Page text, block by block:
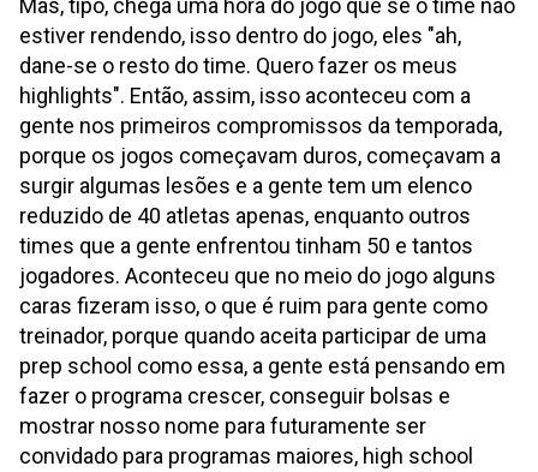
Mas, tipo, chega uma hora do jogo que se o time não
estiver rendendo, isso dentro do jogo, eles "ah,
dane-se o resto do time. Quero fazer os meus
highlights". Então, assim, isso aconteceu com a
gente nos primeiros compromissos da temporada,
porque os jogos começavam duros, começavam a
surgir algumas lesões e a gente tem um elenco
reduzido de 40 atletas apenas, enquanto outros
times que a gente enfrentou tinham 50 e tantos
jogadores. Aconteceu que no meio do jogo alguns
caras fizeram isso, o que é ruim para gente como
treinador, porque quando aceita participar de uma
prep school como essa, a gente está pensando em
fazer o programa crescer, conseguir bolsas e
mostrar nosso nome para futuramente ser
convidado para programas maiores, high school